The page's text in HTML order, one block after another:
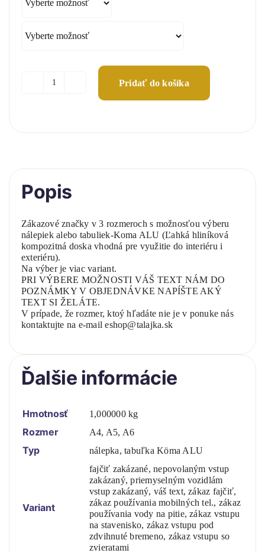
množstvo
Pridať do košíka
Popis
Zákazové značky v 3 rozmeroch s možnosťou výberu
nálepiek alebo tabuliek-Koma ALU (Ľahká hliníková
kompozitná doska vhodná pre využitie do interiéru i
exteriéru).
Na výber je viac variant.
PRI VÝBERE MOŽNOSTI VÁŠ TEXT NÁM DO
POZNÁMKY V OBJEDNÁVKE NAPÍŠTE AKÝ
TEXT SI ŽELÁTE.
V prípade, že rozmer, ktoý hľadáte nie je v ponuke nás
kontaktujte na e-mail eshop@talajka.sk
Ďalšie informácie
Hmotnosť 1,000000 kg
Rozmer A4, A5, A6
Typ nálepka, tabuľka Köma ALU
Variant
fajčiť zakázané, nepovolaným vstup
zakázaný, priemyselným vozidlám
vstup zakázaný, váš text, zákaz fajčiť,
zákaz používania mobilných tel., zákaz
používania vody na pitie, zákaz vstupu
na stavenisko, zákaz vstupu pod
zdvihnuté bremeno, zákaz vstupu so
zvieratami